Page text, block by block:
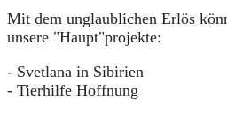
Mit dem unglaublichen Erlös
unsere "Haupt"projekte:
- Svetlana in Sibirien
- Tierhilfe Hoffnung